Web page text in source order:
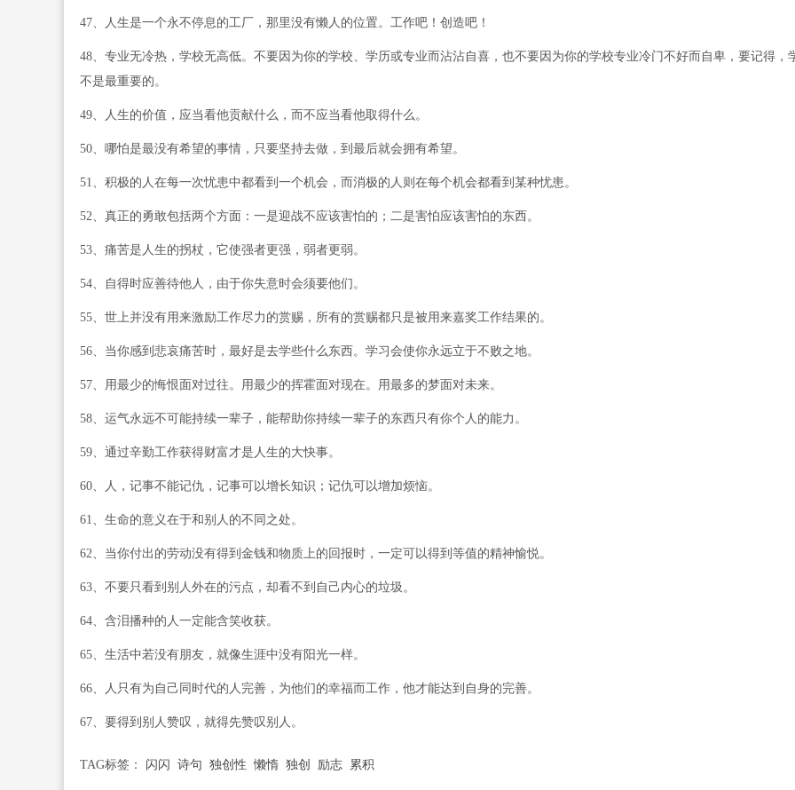
47、人生是一个永不停息的工厂，那里没有懒人的位置。工作吧！创造吧！
48、专业无冷热，学校无高低。不要因为你的学校、学历或专业而沾沾自喜，也不要因为你的学校专业冷门不好而自卑，要记得，
不是最重要的。
49、人生的价值，应当看他贡献什么，而不应当看他取得什么。
50、哪怕是最没有希望的事情，只要坚持去做，到最后就会拥有希望。
51、积极的人在每一次忧患中都看到一个机会，而消极的人则在每个机会都看到某种忧患。
52、真正的勇敢包括两个方面：一是迎战不应该害怕的；二是害怕应该害怕的东西。
53、痛苦是人生的拐杖，它使强者更强，弱者更弱。
54、自得时应善待他人，由于你失意时会须要他们。
55、世上并没有用来激励工作尽力的赏赐，所有的赏赐都只是被用来嘉奖工作结果的。
56、当你感到悲哀痛苦时，最好是去学些什么东西。学习会使你永远立于不败之地。
57、用最少的悔恨面对过往。用最少的挥霍面对现在。用最多的梦面对未来。
58、运气永远不可能持续一辈子，能帮助你持续一辈子的东西只有你个人的能力。
59、通过辛勤工作获得财富才是人生的大快事。
60、人，记事不能记仇，记事可以增长知识；记仇可以增加烦恼。
61、生命的意义在于和别人的不同之处。
62、当你付出的劳动没有得到金钱和物质上的回报时，一定可以得到等值的精神愉悦。
63、不要只看到别人外在的污点，却看不到自己内心的垃圾。
64、含泪播种的人一定能含笑收获。
65、生活中若没有朋友，就像生涯中没有阳光一样。
66、人只有为自己同时代的人完善，为他们的幸福而工作，他才能达到自身的完善。
67、要得到别人赞叹，就得先赞叹别人。
TAG标签： 闪闪 诗句 独创性 懒惰 独创 励志 累积